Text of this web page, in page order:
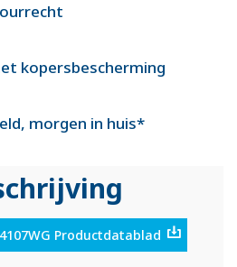
kopersbescherming
morgen in huis*
Productdatablad